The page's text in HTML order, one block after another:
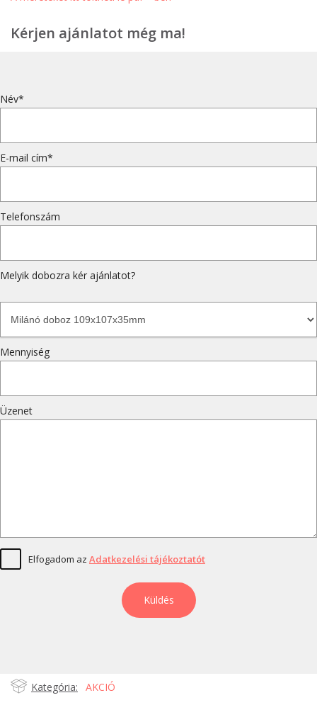
Kérjen ajánlatot még ma!
Név*
E-mail cím*
Telefonszám
Melyik dobozra kér ajánlatot?
Mennyiség
Üzenet
Elfogadom az Adatkezelési tájékoztatót
Kategória: AKCIÓ